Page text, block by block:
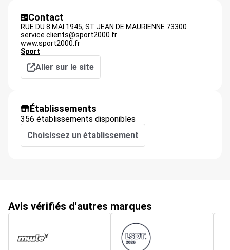
Contact
RUE DU 8 MAI 1945, ST JEAN DE MAURIENNE 73300
service.clients@sport2000.fr
www.sport2000.fr
Sport
Aller sur le site
Établissements
356 établissements disponibles
Choisissez un établissement
Avis vérifiés d'autres marques